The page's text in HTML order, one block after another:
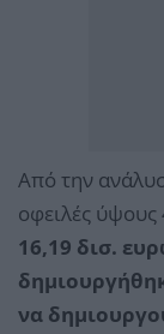
Από την
οφειλές
16,19 δισ.
να